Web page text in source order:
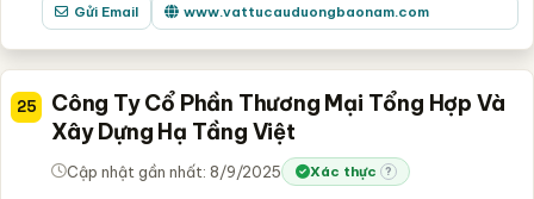
Gửi Email www.vattucauduongbaonam.com
25
Công Ty Cổ Phần Thương Mại Tổng Hợp Và
Xây Dựng Hạ Tầng Việt
Cập nhật gần nhất: 8/9/2025 Xác thực ?